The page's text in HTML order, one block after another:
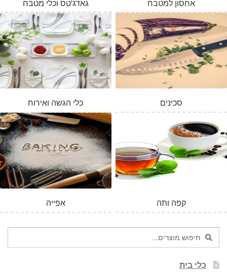
גאדג'טס וכלי מטבח אחסון למטבח
כלי הגשה ואירוח סכינים
אפייה קפה ותה
חיפוש
עבור:
חיפוש
כלי בית